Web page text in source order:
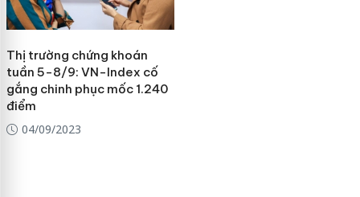
Thị trường chứng khoán
tuần 5-8/9: VN-Index cố
gắng chinh phục mốc 1.240
điểm
04/09/2023